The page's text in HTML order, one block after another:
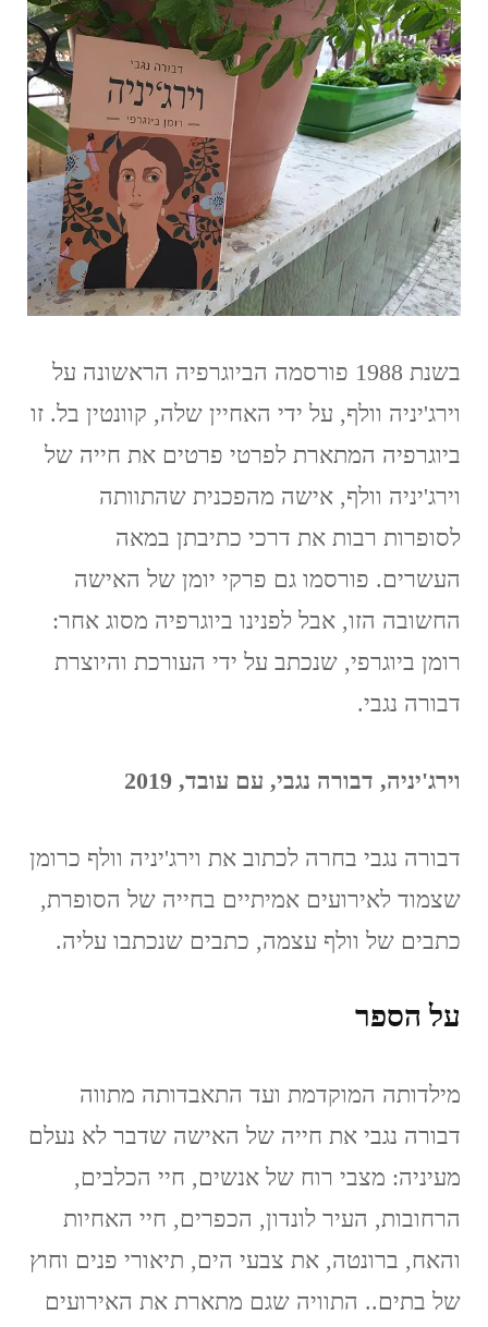
בשנת 1988 פורסמה הביוגרפיה הראשונה על
וירג'יניה וולף, על ידי האחיין שלה, קוונטין בל. זו
ביוגרפיה המתארת לפרטי פרטים את חייה של
וירג'יניה וולף, אישה מהפכנית שהתוותה
לסופרות רבות את דרכי כתיבתן במאה
העשרים. פורסמו גם פרקי יומן של האישה
החשובה הזו, אבל לפנינו ביוגרפיה מסוג אחר:
רומן ביוגרפי, שנכתב על ידי העורכת והיוצרת
דבורה נגבי.
וירג'יניה, דבורה נגבי, עם עובד, 2019
דבורה נגבי בחרה לכתוב את וירג'יניה וולף כרומן
שצמוד לאירועים אמיתיים בחייה של הסופרת,
כתבים של וולף עצמה, כתבים שנכתבו עליה.
על הספר
מילדותה המוקדמת ועד התאבדותה מתווה
דבורה נגבי את חייה של האישה שדבר לא נעלם
מעיניה: מצבי רוח של אנשים, חיי הכלבים,
הרחובות, העיר לונדון, הכפרים, חיי האחיות
והאח, ברונטה, את צבעי הים, תיאורי פנים וחוץ
של בתים.. התוויה שגם מתארת את האירועים